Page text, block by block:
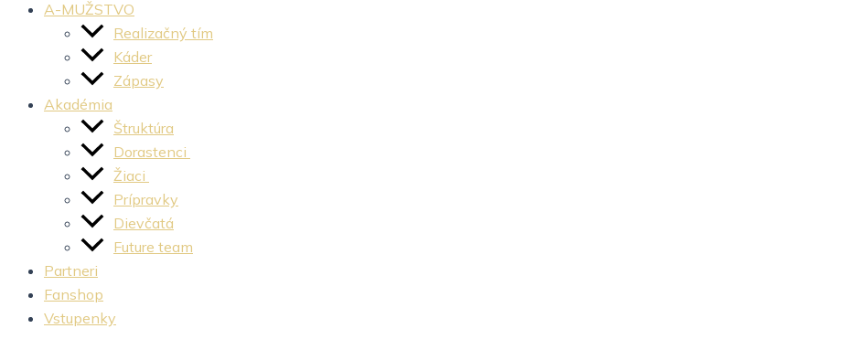
A-MUŽSTVO
Realizačný tím
Káder
Zápasy
Akadémia
Štruktúra
Dorastenci
Žiaci
Prípravky
Dievčatá
Future team
Partneri
Fanshop
Vstupenky